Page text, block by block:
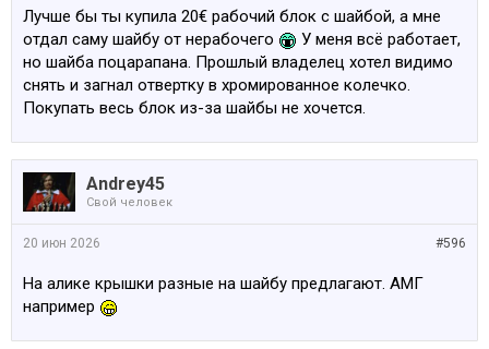
Лучше бы ты купила 20€ рабочий блок с шайбой, а мне
отдал саму шайбу от нерабочего
У меня всё работает,
но шайба поцарапана. Прошлый владелец хотел видимо
снять и загнал отвертку в хромированное колечко.
Покупать весь блок из-за шайбы не хочется.
Andrey45
Свой человек
#596
20 июн 2026
На алике крышки разные на шайбу предлагают. АМГ
например